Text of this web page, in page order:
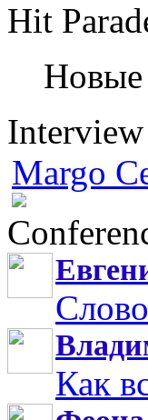
Hit
Новые
Interview
Margo
Как